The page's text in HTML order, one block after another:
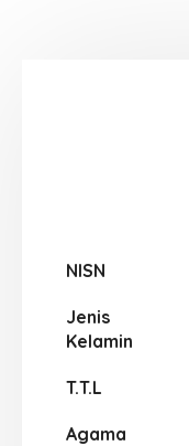
NISN
Jenis
Kelamin
T.T.L
Agama